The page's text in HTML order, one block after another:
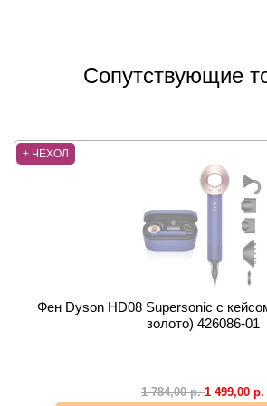
Сопутствующие
+ ЧЕХОЛ
Фен Dyson HD08 Supersonic с
золото) 426086-01
1 784,00р. 1 499,00 р.